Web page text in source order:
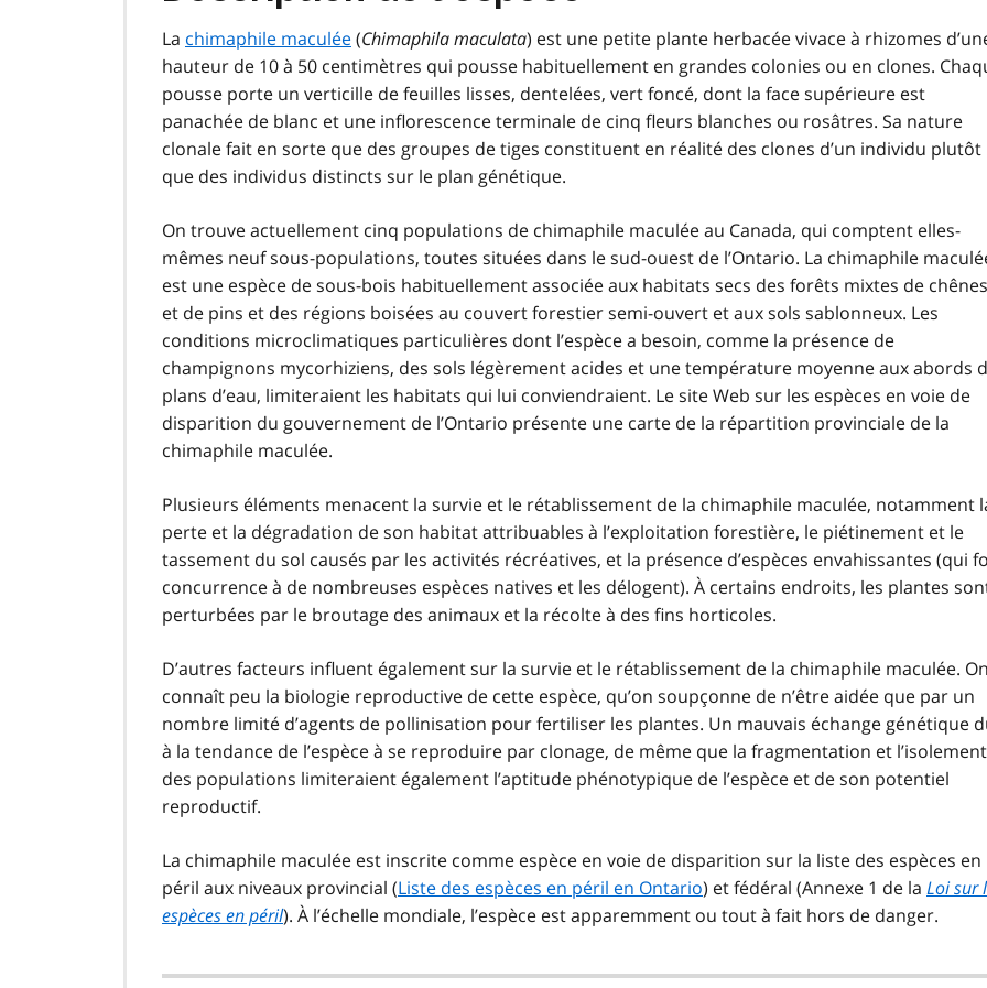
La chimaphile maculée(Chimaphila maculata) est une petite plante herbacée vivace à rhizomes
hauteur de 10 à 50 centimètres qui pousse habituellement en grandes colonies ou en clones.
pousse porte un verticille de feuilles lisses, dentelées, vert foncé, dont la face supérieure est
panachée de blanc et une inflorescence terminale de cinq fleurs blanches ou rosâtres. Sa nature
clonale fait en sorte que des groupes de tiges constituent en réalité des clones d’un individu plutôt
que des individus distincts sur le plan génétique.
On trouve actuellement cinq populations de chimaphile maculée au Canada, qui comptent elles-
mêmes neuf sous-populations, toutes situées dans le sud-ouest de l’Ontario. La chimaphile
est une espèce de sous-bois habituellement associée aux habitats secs des forêts mixtes de chênes
et de pins et des régions boisées au couvert forestier semi-ouvert et aux sols sablonneux. Les
conditions microclimatiques particulières dont l’espèce a besoin, comme la présence de
champignons mycorhiziens, des sols légèrement acides et une température moyenne aux abords
plans d’eau, limiteraient les habitats qui lui conviendraient. Le site Web sur les espèces en voie de
disparition du gouvernement de l’Ontario présente une carte de la répartition provinciale de la
chimaphile maculée.
Plusieurs éléments menacent la survie et le rétablissement de la chimaphile maculée, notamment
perte et la dégradation de son habitat attribuables à l’exploitation forestière, le piétinement et le
tassement du sol causés par les activités récréatives, et la présence d’espèces envahissantes (qui
concurrence à de nombreuses espèces natives et les délogent). À certains endroits, les plantes
perturbées par le broutage des animaux et la récolte à des fins horticoles.
D’autres facteurs influent également sur la survie et le rétablissement de la chimaphile maculée.
connaît peu la biologie reproductive de cette espèce, qu’on soupçonne de n’être aidée que par un
nombre limité d’agents de pollinisation pour fertiliser les plantes. Un mauvais échange génétique
à la tendance de l’espèce à se reproduire par clonage, de même que la fragmentation et l’isolement
des populations limiteraient également l’aptitude phénotypique de l’espèce et de son potentiel
reproductif.
La chimaphile maculée est inscrite comme espèce en voie de disparition sur la liste des espèces en
péril aux niveaux provincial (Liste des espèces en péril en Ontario) et fédéral (Annexe 1 de la Loi sur
espèces en péril). À l’échelle mondiale, l’espèce est apparemment ou tout à fait hors de danger.